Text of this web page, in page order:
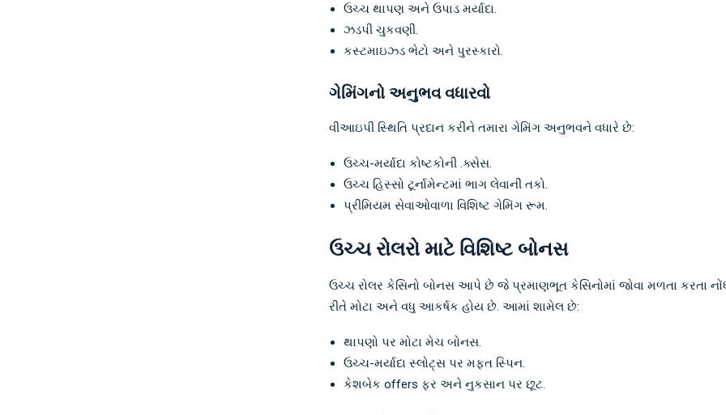
ઉચ્ચ થાપણ અને ઉપાડ મર્યાદા.
ઝડપી ચુકવણી.
કસ્ટમાઇઝ્ડ ભેટો અને પુરસ્કારો.
ગેમિંગનો અનુભવ વધારવો
વીઆઇપી સ્થિતિ પ્રદાન કરીને તમારા ગેમિંગ અનુભવને વધારે છે:
ઉચ્ચ-મર્યાદા કોષ્ટકોની .ક્સેસ.
ઉચ્ચ હિસ્સો ટૂર્નામેન્ટમાં ભાગ લેવાની તકો.
પ્રીમિયમ સેવાઓવાળા વિશિષ્ટ ગેમિંગ રૂમ.
ઉચ્ચ રોલરો માટે વિશિષ્ટ બોનસ
ઉચ્ચ રોલર કેસિનો બોનસ આપે છે જે પ્રમાણભૂત કેસિનોમાં જોવા મળતા કરતા
રીતે મોટા અને વધુ આકર્ષક હોય છે. આમાં શામેલ છે:
થાપણો પર મોટા મેચ બોનસ.
ઉચ્ચ-મર્યાદા સ્લોટ્સ પર મફત સ્પિન.
કેશબેક offers ફર અને નુકસાન પર છૂટ.